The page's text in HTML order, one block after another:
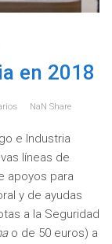
en 2018
NaN Share
e Industria
líneas de
apoyos para
y de ayudas
a la Seguridad
o de 50 euros) a